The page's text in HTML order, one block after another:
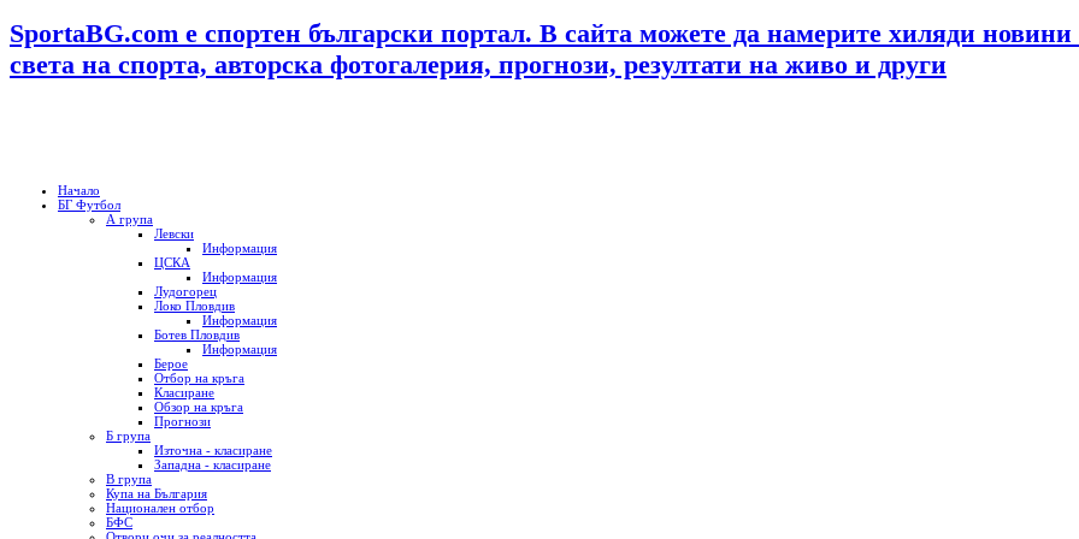
SportaBG.com е спортен български портал. В сайта можете да намерите хиляди новини
света на спорта, авторска фотогалерия, прогнози, резултати на живо и други
Начало
БГ Футбол
А група
Левски
Информация
ЦСКА
Информация
Лудогорец
Локо Пловдив
Информация
Ботев Пловдив
Информация
Берое
Отбор на кръга
Класиране
Обзор на кръга
Прогнози
Б група
Източна - класиране
Западна - класиране
В група
Купа на България
Национален отбор
БФС